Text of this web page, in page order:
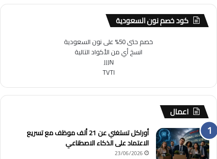
كود خصم نون السعودية
خصم حتى 50% على نون السعودية
انسخ أي من الأكواد التالية
JJJN
TVTI
اعمال
أوراكل تستغني عن 21 ألف موظف مع تسريع
الاعتماد على الذكاء الاصطناعي
23/06/2026